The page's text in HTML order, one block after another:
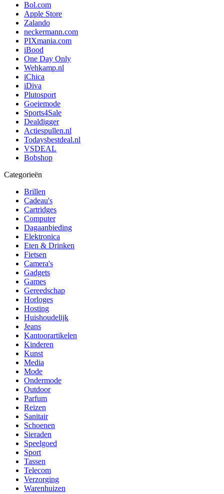
Bol.com
Apple Store
Zalando
neckermann.com
PIXmania.com
iBood
One Day Only
Wehkamp.nl
iChica
iDiva
Plutosport
Goeiemode
Sports4Sale
Dealdigger
Actiespullen.nl
Todaysbestdeal.nl
VSDEAL
Bobshop
Categorieën
Brillen
Cadeau's
Cartridges
Computer
Dagaanbieding
Elektronica
Eten & Drinken
Fietsen
Camera's
Gadgets
Games
Gereedschap
Horloges
Hosting
Huishoudelijk
Jeans
Kantoorartikelen
Kinderen
Kunst
Media
Mode
Ondermode
Outdoor
Parfum
Reizen
Sanitair
Schoenen
Sieraden
Speelgoed
Sport
Tassen
Telecom
Verzorging
Warenhuizen